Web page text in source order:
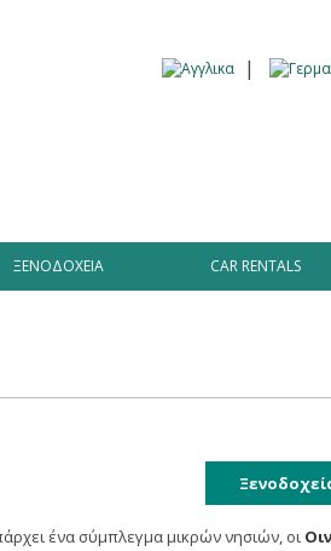
ΞΕΝΟΔΟΧΕΊΑ CAR RENTALS
ένα σύμπλεγμα μικρών νησιών, οι